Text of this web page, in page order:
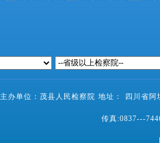
主办单位：茂县人民检察院 地址： 四川省
传真:0837---